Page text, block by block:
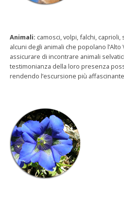
Animali: camosci, volpi, falchi,
alcuni degli animali che popolano
assicurare di incontrare animali
testimonianza della loro presenza
rendendo l’escursione più